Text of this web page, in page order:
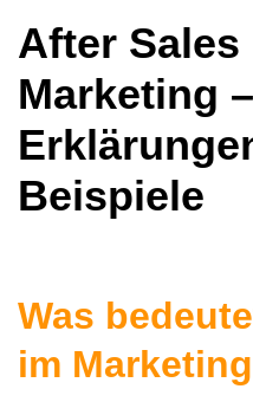
After Sales
Marketing –
Beispiele
Was
im